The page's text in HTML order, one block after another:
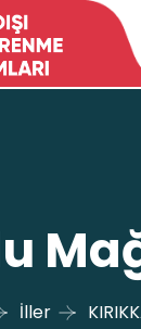
İller